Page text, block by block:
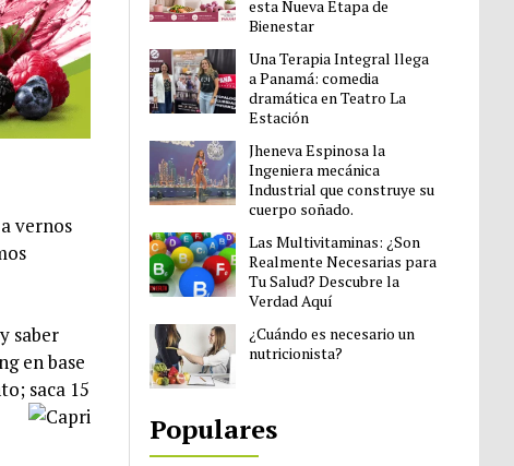
vernos
saber
en base
saca 15
esta Nueva Etapa de
Bienestar
Una Terapia Integral llega
a Panamá: comedia
dramática en Teatro La
Estación
Jheneva Espinosa la
Ingeniera mecánica
Industrial que construye su
cuerpo soñado.
Las Multivitaminas: ¿Son
Realmente Necesarias para
Tu Salud? Descubre la
Verdad Aquí
¿Cuándo es necesario un
nutricionista?
Populares